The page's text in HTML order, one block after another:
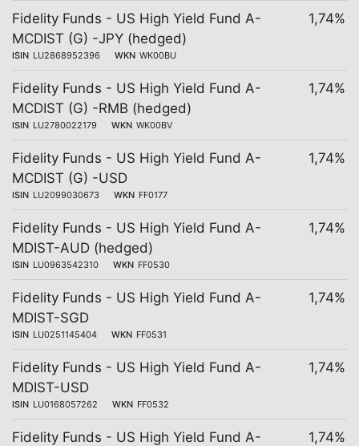
Fidelity Funds - US High Yield Fund A-
MCDIST (G) -JPY (hedged)
ISIN LU2868952396 WKN WK00BU
1,74%
Fidelity Funds - US High Yield Fund A-
MCDIST (G) -RMB (hedged)
ISIN LU2780022179 WKN WK00BV
1,74%
Fidelity Funds - US High Yield Fund A-
MCDIST (G) -USD
ISIN LU2099030673 WKN FF0177
1,74%
Fidelity Funds - US High Yield Fund A-
MDIST-AUD (hedged)
ISIN LU0963542310 WKN FF0530
1,74%
Fidelity Funds - US High Yield Fund A-
MDIST-SGD
ISIN LU0251145404 WKN FF0531
1,74%
Fidelity Funds - US High Yield Fund A-
MDIST-USD
ISIN LU0168057262 WKN FF0532
1,74%
Fidelity Funds - US High Yield Fund A-
1,74%